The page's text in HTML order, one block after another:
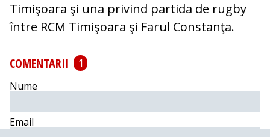
Timişoara şi una privind partida de rugby
între RCM Timişoara şi Farul Constanţa.
COMENTARII
1
Nume
Email